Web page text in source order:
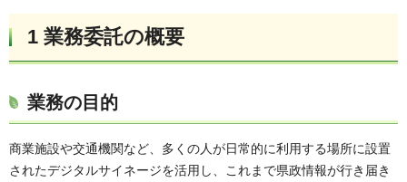
1 業務委託の概要
業務の目的
商業施設や交通機関など、多くの人が日常的に利用する場所に設置
されたデジタルサイネージを活用し、これまで県政情報が行き届き